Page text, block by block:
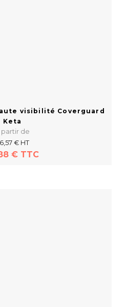
visibilité Coverguard
Keta
partir de
€ HT
€ TTC